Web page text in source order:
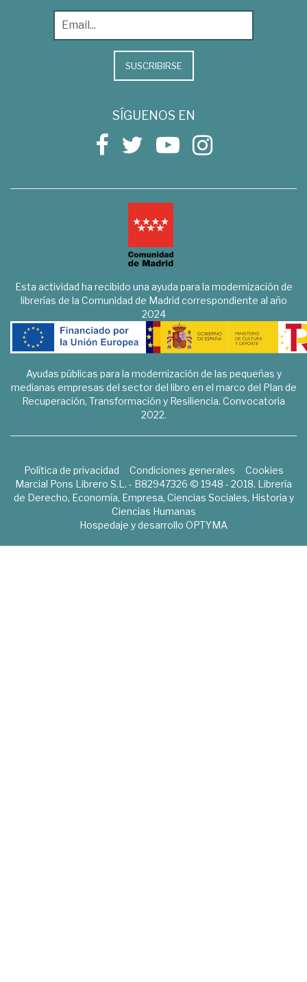
SUSCRIBIRSE
SÍGUENOS EN
Esta actividad ha recibido una ayuda para la modernización de
librerías de la Comunidad de Madrid correspondiente al año
2024
Ayudas públicas para la modernización de las pequeñas y
medianas empresas del sector del libro en el marco del Plan de
Recuperación, Transformación y Resiliencia. Convocatoria
2022.
Política de privacidad Condiciones generales
Cookies
Marcial Pons Librero S.L. - B82947326 © 1948 - 2018. Librería
de Derecho, Economía, Empresa, Ciencias Sociales, Historia y
Ciencias Humanas
Hospedaje y desarrollo OPTYMA